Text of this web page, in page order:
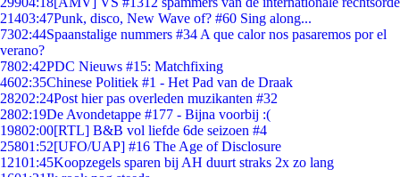
21403:47Punk, disco, New Wave of? #60 Sing along...
7302:44Spaanstalige nummers #34 A que calor nos pasaremos por el
verano?
7802:42PDC Nieuws #15: Matchfixing
4602:35Chinese Politiek #1 - Het Pad van de Draak
28202:24Post hier pas overleden muzikanten #32
2802:19De Avondetappe #177 - Bijna voorbij :(
19802:00[RTL] B&B vol liefde 6de seizoen #4
25801:52[UFO/UAP] #16 The Age of Disclosure
12101:45Koopzegels sparen bij AH duurt straks 2x zo lang